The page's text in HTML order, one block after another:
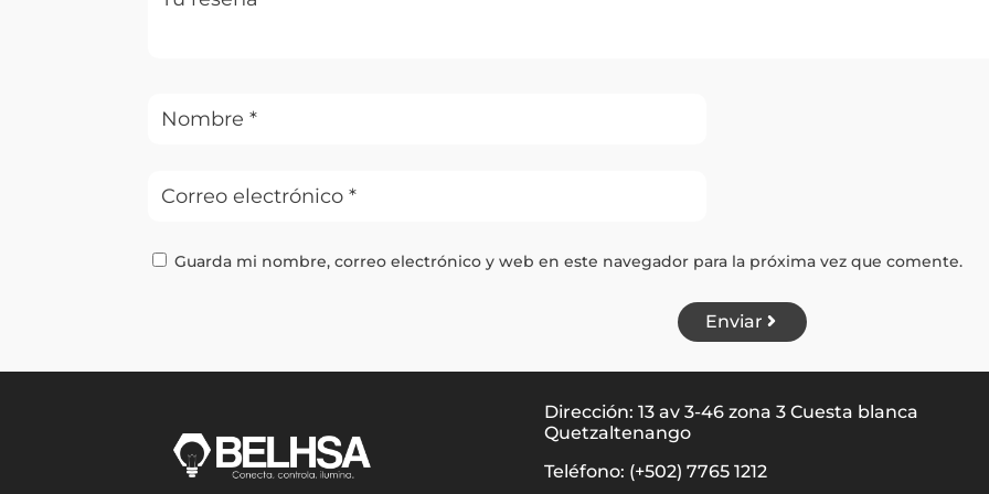
Guarda mi nombre, correo electrónico y web en este navegador para la próxima vez que comente.
Enviar
Dirección: 13 av 3-46 zona 3 Cuesta blanca
Quetzaltenango
Teléfono: (+502) 7765 1212